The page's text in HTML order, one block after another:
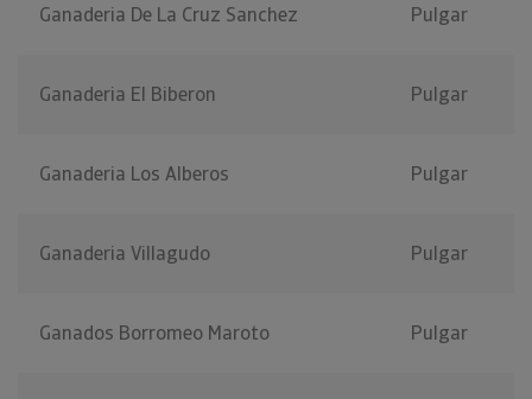
Ganaderia De La Cruz Sanchez Pulgar
Ganaderia El Biberon Pulgar
Ganaderia Los Alberos Pulgar
Ganaderia Villagudo Pulgar
Ganados Borromeo Maroto Pulgar